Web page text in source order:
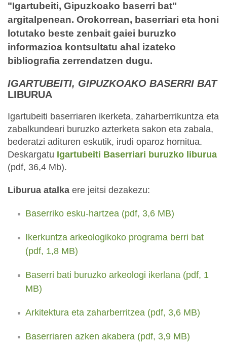
"Igartubeiti, Gipuzkoako baserri bat"
argitalpenean. Orokorrean, baserriari eta honi
lotutako beste zenbait gaiei buruzko
informazioa kontsultatu ahal izateko
bibliografia zerrendatzen dugu.
IGARTUBEITI, GIPUZKOAKO BASERRI BAT
LIBURUA
Igartubeiti baserriaren ikerketa, zaharberrikuntza eta
zabalkundeari buruzko azterketa sakon eta zabala,
bederatzi adituren eskutik, irudi oparoz hornitua.
Deskargatu Igartubeiti Baserriari buruzko liburua
(pdf, 36,4 Mb).
Liburua atalka ere jeitsi dezakezu:
Baserriko esku-hartzea (pdf, 3,6 MB)
Ikerkuntza arkeologikoko programa berri bat
(pdf, 1,8 MB)
Baserri bati buruzko arkeologi ikerlana (pdf, 1
MB)
Arkitektura eta zaharberritzea (pdf, 3,6 MB)
Baserriaren azken akabera (pdf, 3,9 MB)